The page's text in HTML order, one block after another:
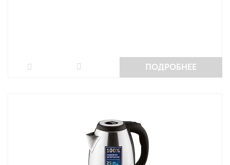
ПОДРОБНЕЕ